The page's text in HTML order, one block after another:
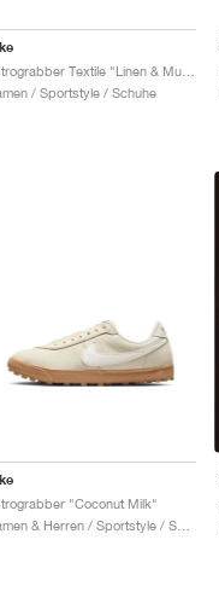
Astrograbber Textile "Linen & Muslin"
/ Sportstyle / Schuhe
"Coconut Milk"
Damen & Herren / Sportstyle / Schuhe